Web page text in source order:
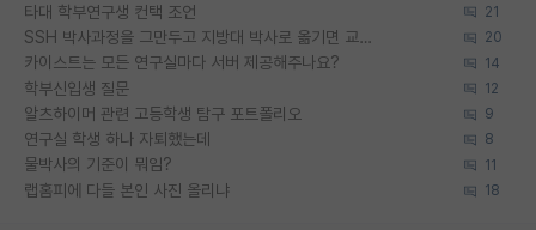
타대 학부연구생 컨택 조언 21
SSH 박사과정을 그만두고 지방대 박사로 옮기면 교수의 꿈은 끝일까요? 20
카이스트는 모든 연구실마다 서버 제공해주나요? 14
학부신입생 질문 12
알츠하이머 관련 고등학생 탐구 포트폴리오 9
연구실 학생 하나 자퇴했는데 8
물박사의 기준이 뭐임? 11
랩홈피에 다들 본인 사진 올리냐 18